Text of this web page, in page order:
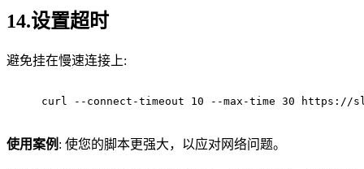
14.设置超时
避免挂在慢速连接上:
curl --connect-timeout 10 --max-time 30 https://
使用案例 : 使您的脚本更强大，以应对网络问题。